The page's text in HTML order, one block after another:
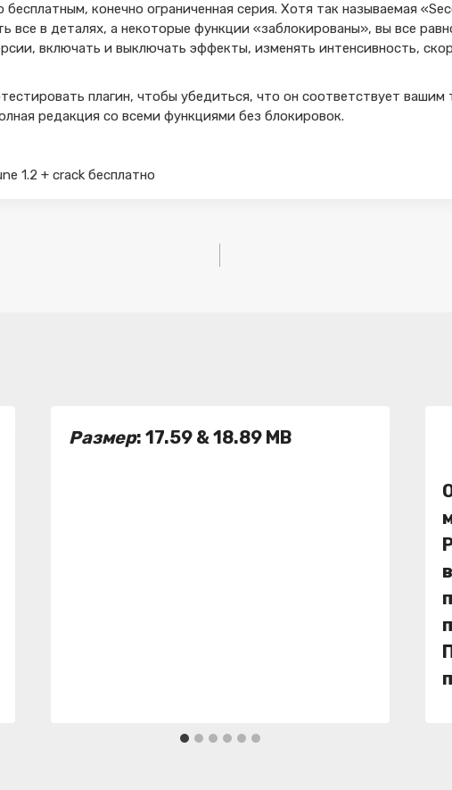
конечно ограниченная серия. Хотя так называемая
все в деталях, а некоторые функции «заблокированы», вы все
включать и выключать эффекты, изменять интенсивность,
плагин, чтобы убедиться, что он соответствует
редакция со всеми функциями без блокировок.
1.2 + crack бесплатно
Размер: 17.59 & 18.89 MB